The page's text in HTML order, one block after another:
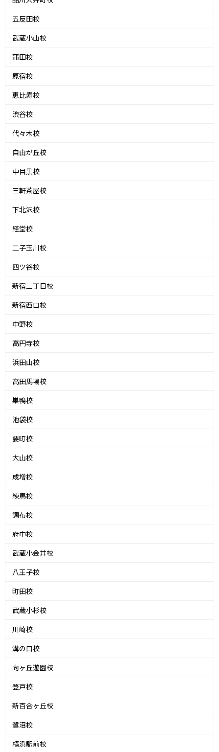
五反田校
武蔵小山校
蒲田校
原宿校
恵比寿校
渋谷校
代々木校
自由が丘校
中目黒校
三軒茶屋校
下北沢校
経堂校
二子玉川校
四ツ谷校
新宿三丁目校
新宿西口校
中野校
高円寺校
浜田山校
高田馬場校
巣鴨校
池袋校
要町校
大山校
成増校
練馬校
調布校
府中校
武蔵小金井校
八王子校
町田校
武蔵小杉校
川崎校
溝の口校
向ヶ丘遊園校
登戸校
新百合ヶ丘校
鷺沼校
横浜駅前校